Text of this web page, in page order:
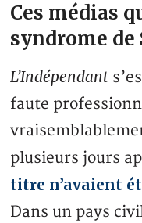
Ces médias
syndrome
L’Indépendant
faute
plusieurs jours
titre n’avaient
Dans un pays